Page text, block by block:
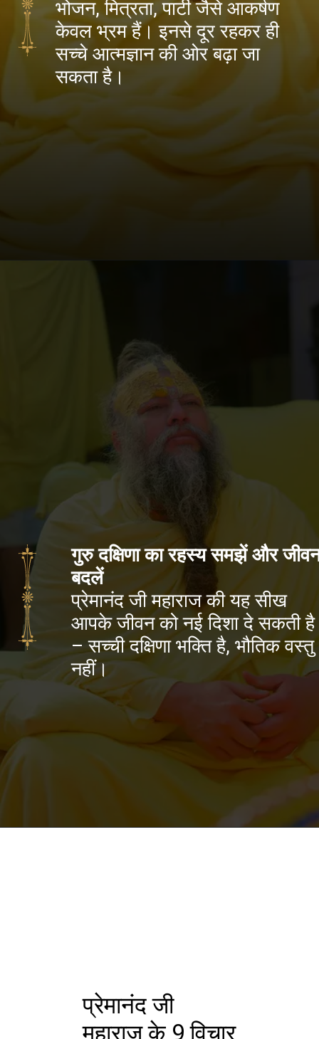
भोजन, मित्रता, पार्टी जैसे आकर्षण
केवल भ्रम हैं। इनसे दूर रहकर ही
सच्चे आत्मज्ञान की ओर बढ़ा जा
सकता है।
गुरु दक्षिणा का रहस्य समझें और
बदलें
प्रेमानंद जी महाराज की यह सीख
आपके जीवन को नई दिशा दे सकती है
– सच्ची दक्षिणा भक्ति है, भौतिक वस्तु
नहीं।
प्रेमानंद जी
महाराज के 9 विचार